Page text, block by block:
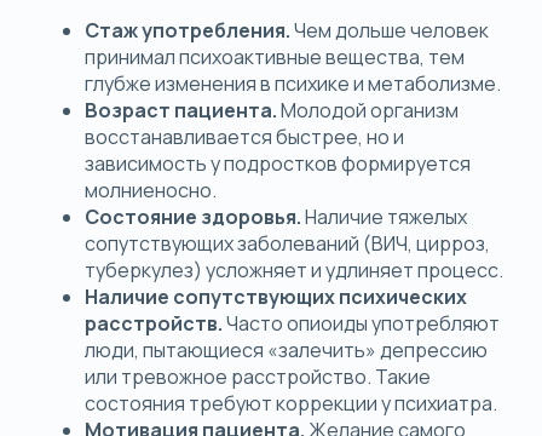
Стаж употребления.Чем дольше человек
принимал психоактивные вещества, тем
глубже изменения в психике и метаболизме.
Возраст пациента.Молодой организм
восстанавливается быстрее, но и
зависимость у подростков формируется
молниеносно.
Состояние здоровья.Наличие тяжелых
сопутствующих заболеваний (ВИЧ, цирроз,
туберкулез) усложняет и удлиняет процесс.
Наличие сопутствующих психических
расстройств.Часто опиоиды употребляют
люди, пытающиеся «залечить» депрессию
или тревожное расстройство. Такие
состояния требуют коррекции у психиатра.
Мотивация пациента.Желание самого